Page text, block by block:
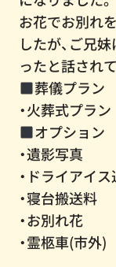
お花でお別れ
したが、ご兄
ったと話され
葬儀プラン
・火葬式プラン
オプション
・遺影写真
・ドライアイ
・寝台搬送料
・お別れ花
・霊柩車(市外)